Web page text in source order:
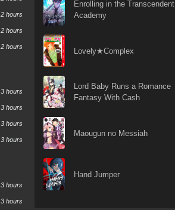
2 hours
2 hours
2 hours
3 hours
3 hours
3 hours
3 hours
3 hours
3 hours
Enrolling in the Transcendent
Academy
Lovely★Complex
Lord Baby Runs a Romance
Fantasy With Cash
Maougun no Messiah
Hand Jumper